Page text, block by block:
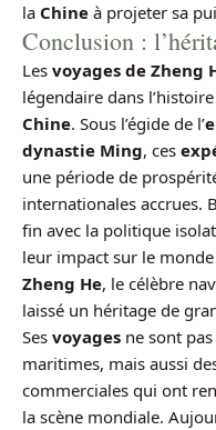
la Chine à projeter sa
Conclusion :
Les voyages de Zheng
légendaire dans
Chine. Sous l’égide de l’
dynastie Ming, ces
une période de
internationales accrues.
fin avec la politique
leur impact sur le
Zheng He, le célèbre
laissé un héritage de
Ses voyages ne sont
maritimes, mais aussi
commerciales qui ont
la scène mondiale.